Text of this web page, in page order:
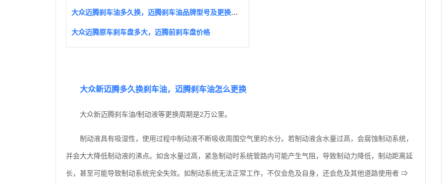
大众迈腾刹车油多久换，迈腾刹车油品牌型号及更换教程
大众迈腾原车刹车盘多大，迈腾前刹车盘价格
大众新迈腾多久换刹车油，迈腾刹车油怎么更换
大众新迈腾刹车油/制动液等更换周期是2万公里。
制动液具有吸湿性，使用过程中制动液不断吸收周围空气里的水分。若制动液含水量过高，会腐蚀制动系统，
并会大大降低制动液的沸点。如含水量过高，紧急制动时系统管路内可能产生气阻，导致制动力降低，制动距离延
长，甚至可能导致制动系统完全失效。如制动系统无法正常工作，不仅会危及自身，还会危及其他道路使用者 ⇒